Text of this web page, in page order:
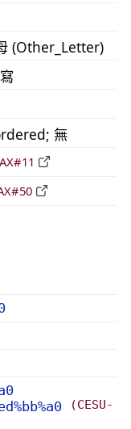
(Other_Letter)
無
(CESU-